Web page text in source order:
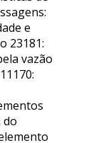
e
23181:
vazão
do